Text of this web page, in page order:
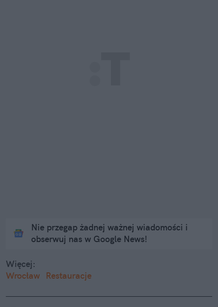
Nie przegap żadnej ważnej wiadomości i
obserwuj nas w Google News!
Więcej:
Wrocław
Restauracje